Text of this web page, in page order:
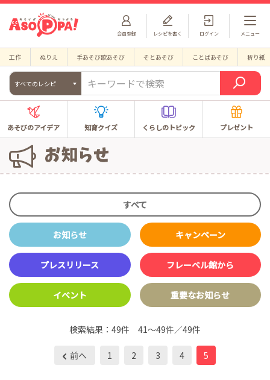
会員登録 ログイン
レシピを書く メニュー
工作 ぬりえ 手あそび歌あそび そとあそび ことばあそび 折り紙
すべてのレシピ
あそびのアイデア 知育クイズ くらしのトピック プレゼント
すべて
お知らせ キャンペーン
プレスリリース フレーベル館から
イベント 重要なお知らせ
検索結果： 49件 41～49件／49件
前へ 1 2 3 4 5